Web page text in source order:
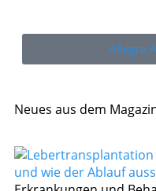
Allegra
Neues aus dem